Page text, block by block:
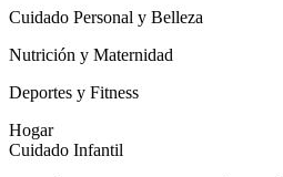
Cuidado Personal y Belleza
Nutrición y Maternidad
Deportes y Fitness
Hogar
Cuidado Infantil